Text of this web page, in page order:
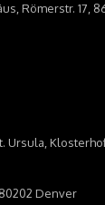
Römerstr. 17,
Ursula,
Denver